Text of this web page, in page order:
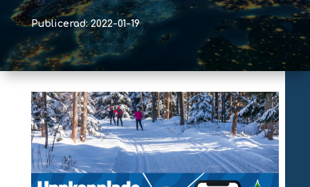
Publicerad: 2022-01-19